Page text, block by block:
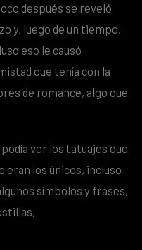
después se reveló
y, luego de un tiempo,
eso le causó
que tenía con la
de romance, algo que
ver los tatuajes que
eran los únicos, incluso
símbolos y frases,